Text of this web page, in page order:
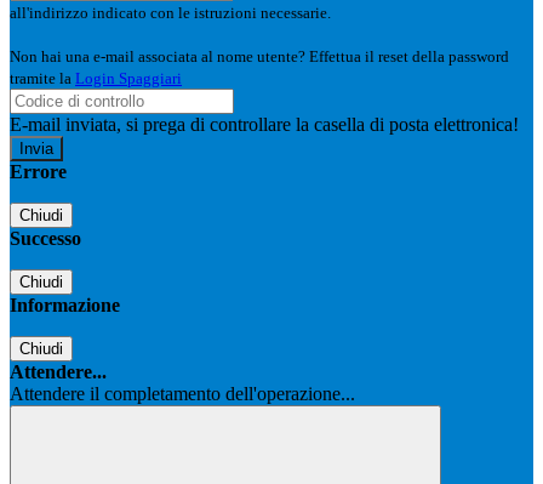
all'indirizzo indicato con le istruzioni necessarie.
Non hai una e-mail associata al nome utente? Effettua il reset della password
tramite la Login Spaggiari
E-mail inviata, si prega di controllare la casella di posta elettronica!
Errore
Chiudi
Successo
Chiudi
Informazione
Chiudi
Attendere...
Attendere il completamento dell'operazione...